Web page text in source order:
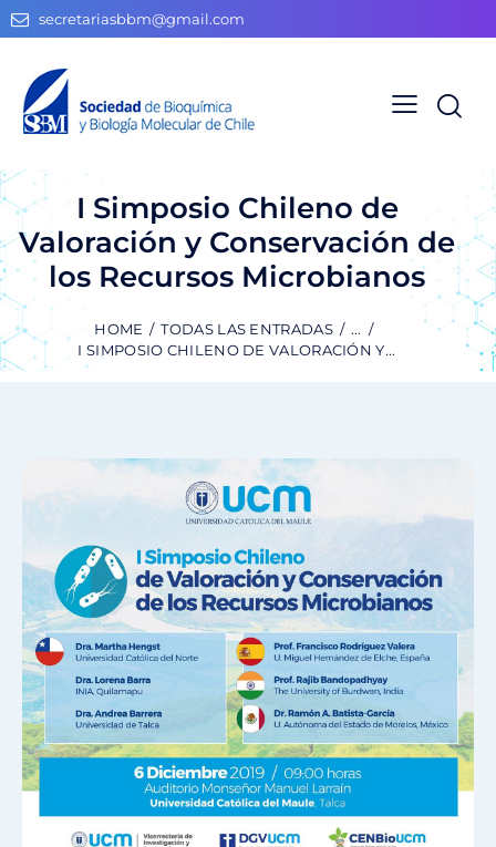
secretariasbbm@gmail.com
I Simposio Chileno de
Valoración y Conservación de
los Recursos Microbianos
HOME TODAS LAS ENTRADAS
...
I SIMPOSIO CHILENO DE VALORACIÓN Y...